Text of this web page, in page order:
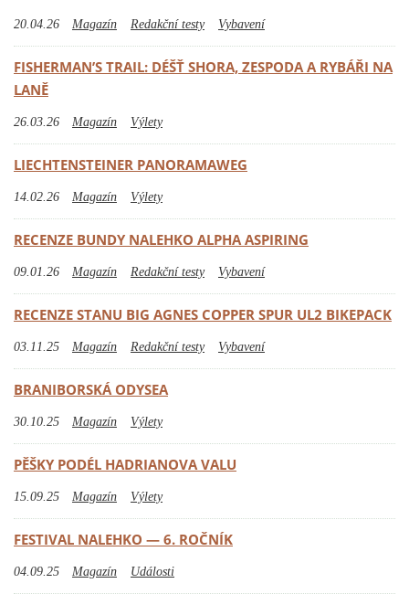
20.04.26 Magazín Redakční testy Vybavení
FISHERMAN’S TRAIL: DÉŠŤ SHORA, ZESPODA A RYBÁŘI NA
LANĚ
26.03.26 Magazín Výlety
LIECHTENSTEINER PANORAMAWEG
14.02.26 Magazín Výlety
RECENZE BUNDY NALEHKO ALPHA ASPIRING
09.01.26 Magazín Redakční testy Vybavení
RECENZE STANU BIG AGNES COPPER SPUR UL2 BIKEPACK
03.11.25 Magazín Redakční testy Vybavení
BRANIBORSKÁ ODYSEA
30.10.25 Magazín Výlety
PĚŠKY PODÉL HADRIANOVA VALU
15.09.25 Magazín Výlety
FESTIVAL NALEHKO — 6. ROČNÍK
04.09.25 Magazín Události